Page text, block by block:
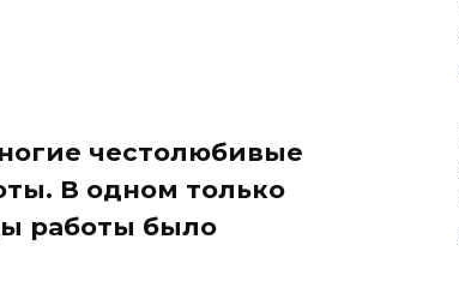
честолюбивые
В одном только
работы было